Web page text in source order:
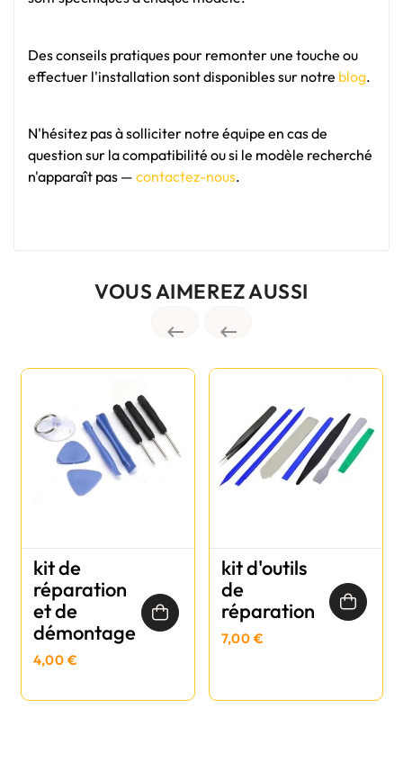
Des conseils pratiques pour remonter une touche ou
effectuer l'installation sont disponibles sur notre blog.
N'hésitez pas à solliciter notre équipe en cas de
question sur la compatibilité ou si le modèle recherché
n'apparaît pas — contactez-nous.
VOUS AIMEREZ AUSSI
 
kit de
réparation
et de
démontage
4,00 €
kit d'outils
de
réparation
7,00 €